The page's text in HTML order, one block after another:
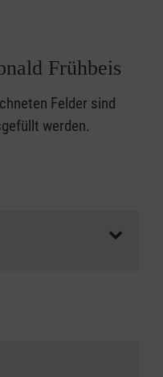
Frühbeis
Felder sind
werden.